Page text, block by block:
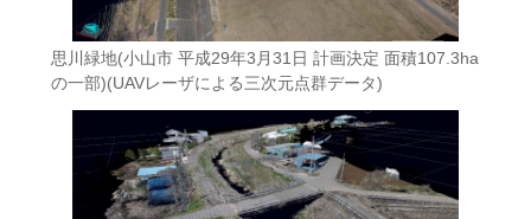
思川緑地(小山市 平成29年3月31日 計画決定 面積107.3ha
の一部)(UAVレーザによる三次元点群データ)